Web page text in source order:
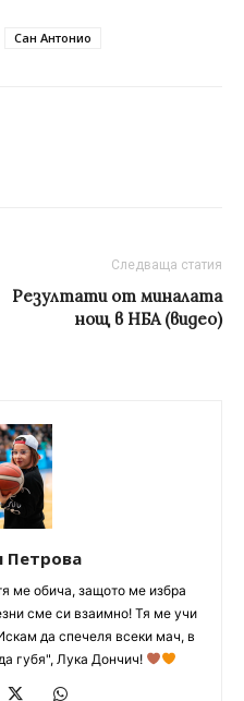
Сан Антонио
Следваща статия
Резултати от миналата
нощ в НБА (видео)
Петрова
ме обича, защото ме избра
сме си взаимно! Тя ме учи
да спечеля всеки мач, в
губя", Лука Дончич!